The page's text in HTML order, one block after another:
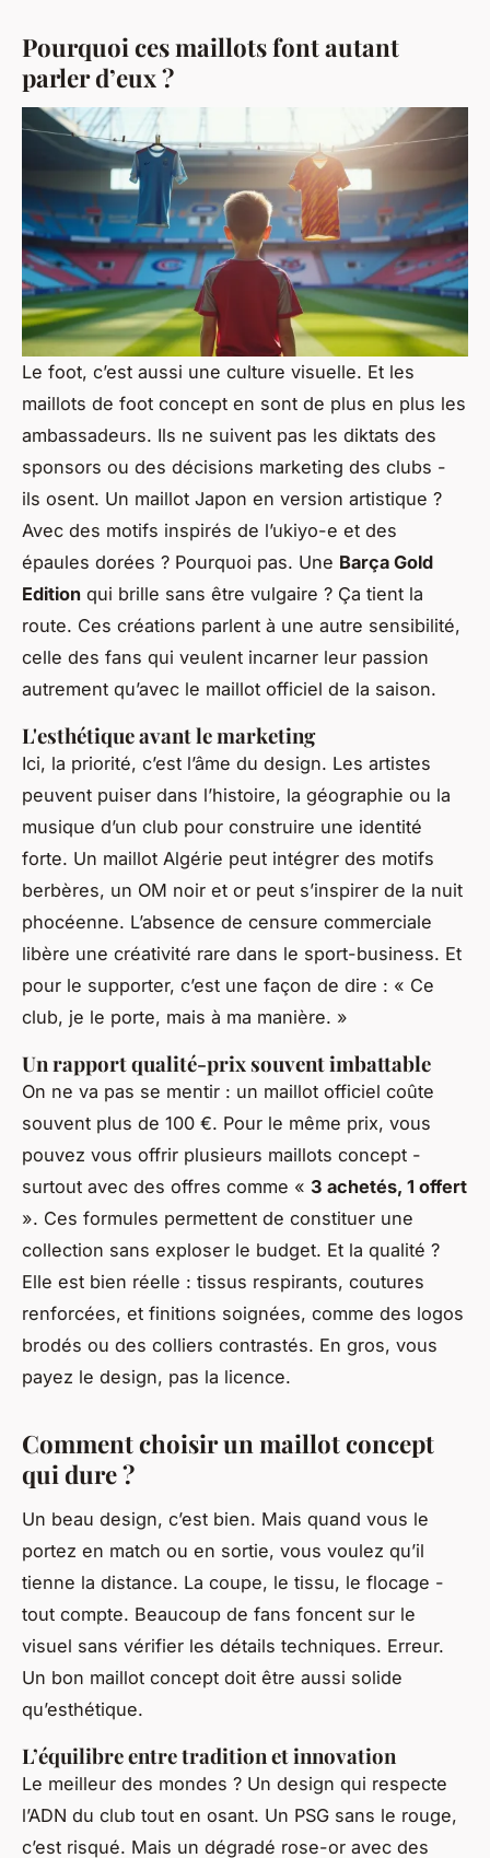
Pourquoi ces maillots font autant
parler d’eux ?
Le foot, c’est aussi une culture visuelle. Et les
maillots de foot concept en sont de plus en plus les
ambassadeurs. Ils ne suivent pas les diktats des
sponsors ou des décisions marketing des clubs -
ils osent. Un maillot Japon en version artistique ?
Avec des motifs inspirés de l’ukiyo-e et des
épaules dorées ? Pourquoi pas. Une Barça Gold
Edition qui brille sans être vulgaire ? Ça tient la
route. Ces créations parlent à une autre sensibilité,
celle des fans qui veulent incarner leur passion
autrement qu’avec le maillot officiel de la saison.
L'esthétique avant le marketing
Ici, la priorité, c’est l’âme du design. Les artistes
peuvent puiser dans l’histoire, la géographie ou la
musique d’un club pour construire une identité
forte. Un maillot Algérie peut intégrer des motifs
berbères, un OM noir et or peut s’inspirer de la nuit
phocéenne. L’absence de censure commerciale
libère une créativité rare dans le sport-business. Et
pour le supporter, c’est une façon de dire : « Ce
club, je le porte, mais à ma manière. »
Un rapport qualité-prix souvent imbattable
On ne va pas se mentir : un maillot officiel coûte
souvent plus de 100 €. Pour le même prix, vous
pouvez vous offrir plusieurs maillots concept -
surtout avec des offres comme « 3 achetés, 1 offert
». Ces formules permettent de constituer une
collection sans exploser le budget. Et la qualité ?
Elle est bien réelle : tissus respirants, coutures
renforcées, et finitions soignées, comme des logos
brodés ou des colliers contrastés. En gros, vous
payez le design, pas la licence.
Comment choisir un maillot concept
qui dure ?
Un beau design, c’est bien. Mais quand vous le
portez en match ou en sortie, vous voulez qu’il
tienne la distance. La coupe, le tissu, le flocage -
tout compte. Beaucoup de fans foncent sur le
visuel sans vérifier les détails techniques. Erreur.
Un bon maillot concept doit être aussi solide
qu’esthétique.
L’équilibre entre tradition et innovation
Le meilleur des mondes ? Un design qui respecte
l’ADN du club tout en osant. Un PSG sans le rouge,
c’est risqué. Mais un dégradé rose-or avec des